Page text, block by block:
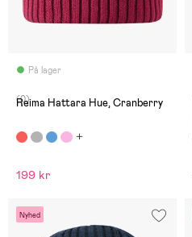
På lager
(0)
Reima Hattara Hue, Cranberry
199 kr
Nyhed